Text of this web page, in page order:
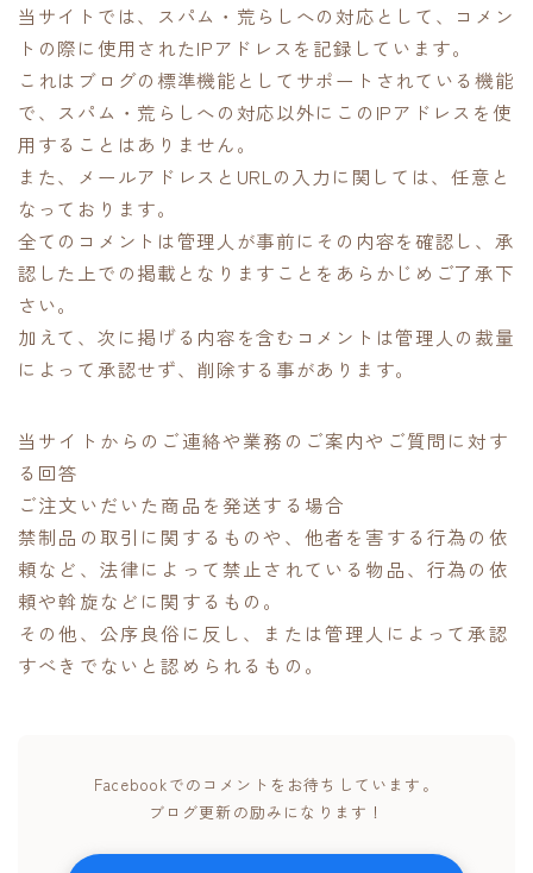
当サイトでは、スパム・荒らしへの対応として、コメン
トの際に使用されたIPアドレスを記録しています。
これはブログの標準機能としてサポートされている機能
で、スパム・荒らしへの対応以外にこのIPアドレスを使
用することはありません。
また、メールアドレスとURLの入力に関しては、任意と
なっております。
全てのコメントは管理人が事前にその内容を確認し、承
認した上での掲載となりますことをあらかじめご了承下
さい。
加えて、次に掲げる内容を含むコメントは管理人の裁量
によって承認せず、削除する事があります。
当サイトからのご連絡や業務のご案内やご質問に対す
る回答
ご注文いだいた商品を発送する場合
禁制品の取引に関するものや、他者を害する行為の依
頼など、法律によって禁止されている物品、行為の依
頼や斡旋などに関するもの。
その他、公序良俗に反し、または管理人によって承認
すべきでないと認められるもの。
Facebookでのコメントをお待ちしています。
ブログ更新の励みになります！